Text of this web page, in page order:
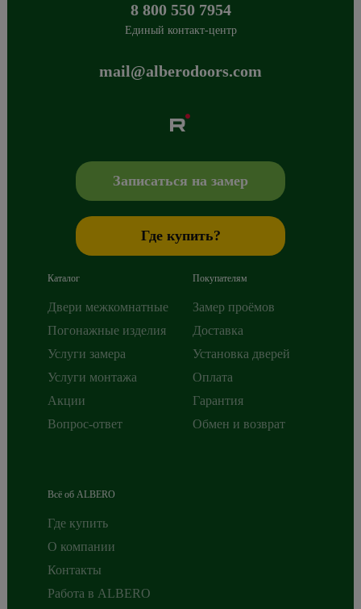
8 800 550 7954
Единый контакт-центр
mail@alberodoors.com
+7 800 765 43 42,mail@alberodoors.com
Записаться на замер
Где купить?
Каталог
Двери межкомнатные
Погонажные изделия
Услуги замера
Услуги монтажа
Акции
Вопрос-ответ
Покупателям
Замер проёмов
Доставка
Установка дверей
Оплата
Гарантия
Обмен и возврат
Всё об ALBERO
Где купить
О компании
Контакты
Работа в ALBERO